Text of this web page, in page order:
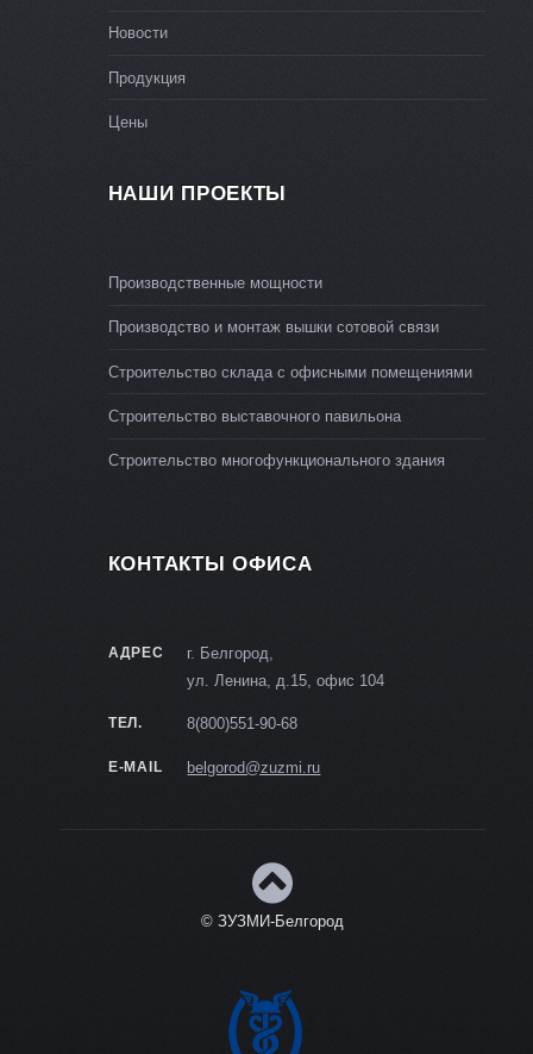
Новости
Продукция
Цены
НАШИ ПРОЕКТЫ
Производственные мощности
Производство и монтаж вышки сотовой связи
Строительство склада с офисными помещениями
Строительство выставочного павильона
Строительство многофункционального здания
КОНТАКТЫ ОФИСА
АДРЕС
г. Белгород,
ул. Ленина, д.15, офис 104
ТЕЛ. 8(800)551-90-68
E-MAIL belgorod@zuzmi.ru
© ЗУЗМИ-Белгород